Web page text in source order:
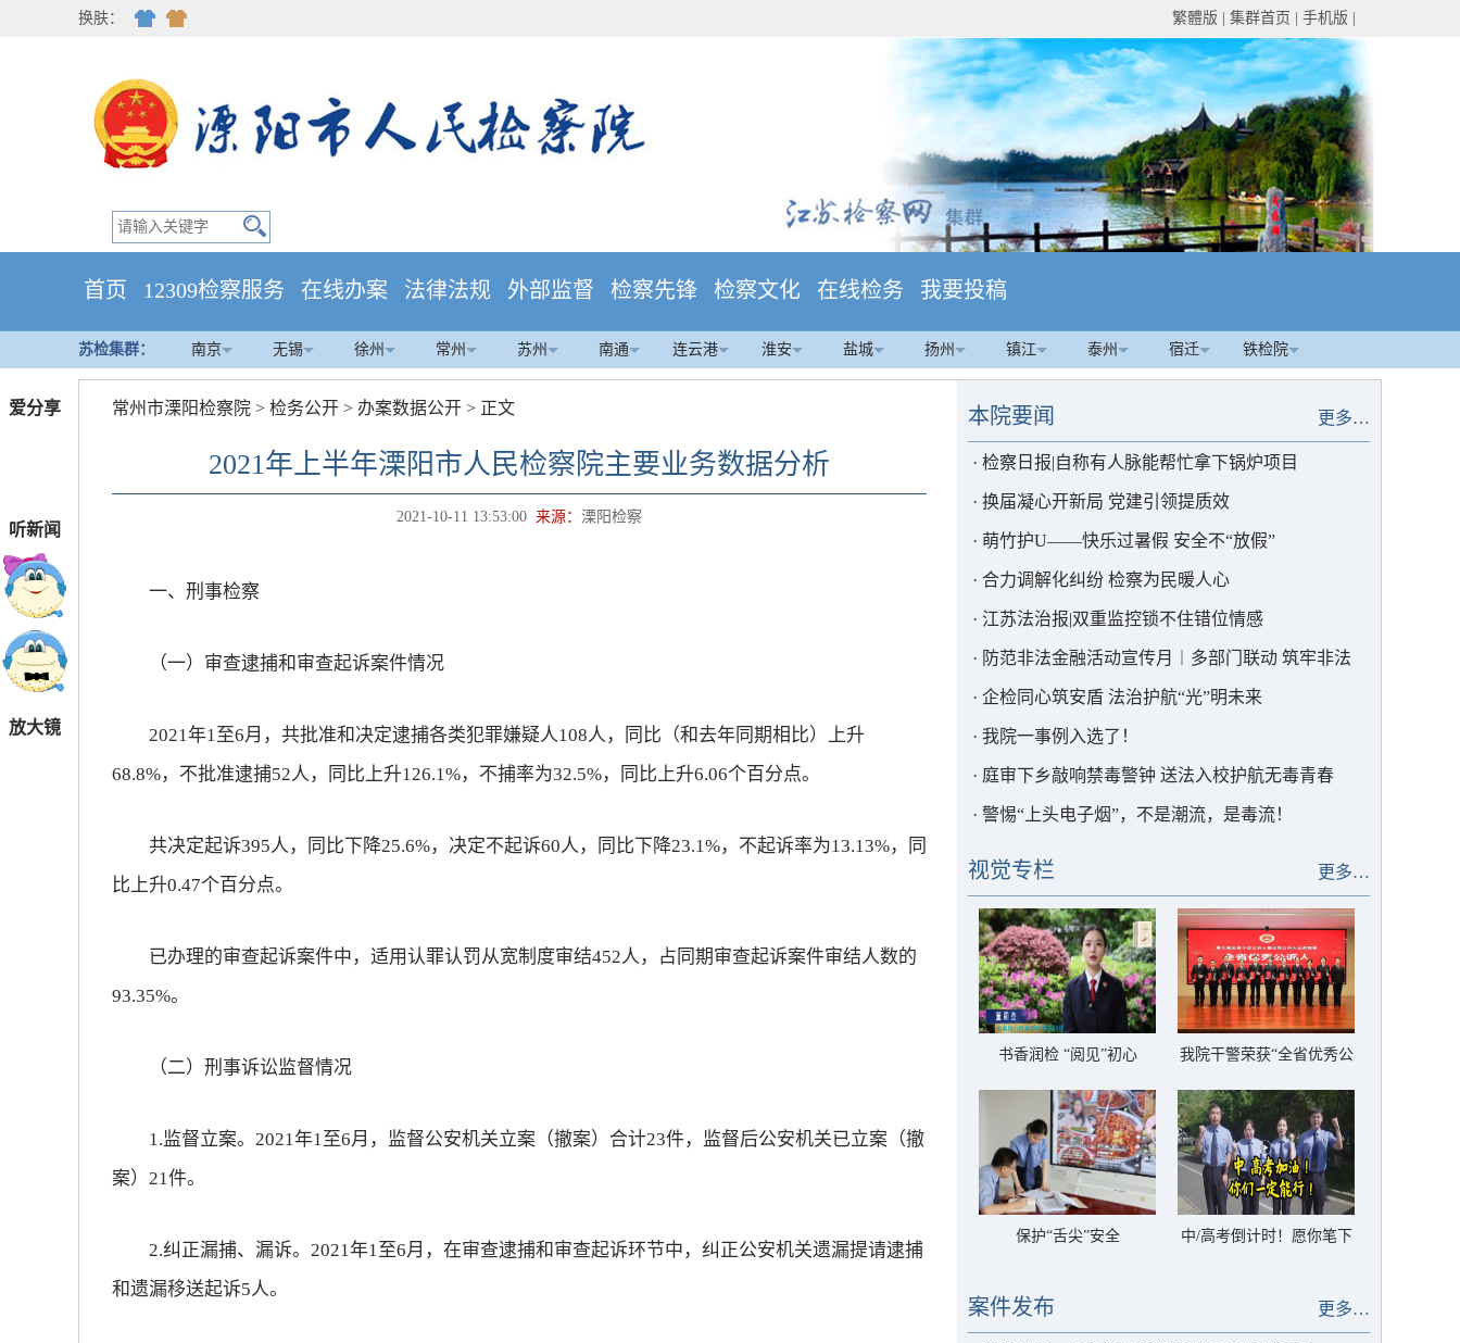
爱分享
听新闻
放大镜
换肤： 繁體版 集群首页 手机版
首页 12309检察服务 在线办案 法律法规 外部监督 检察先锋 检察文化 在线检务 我要投稿
苏检集群： 南京 无锡 徐州 常州 苏州 南通 连云港 淮安 盐城 扬州 镇江 泰州 宿迁 铁检院
常州市溧阳检察院 > 检务公开 > 办案数据公开 > 正文
2021年上半年溧阳市人民检察院主要业务数据分析
2021-10-11 13:53:00 来源： 溧阳检察
一、刑事检察
（一）审查逮捕和审查起诉案件情况
2021年1至6月，共批准和决定逮捕各类犯罪嫌疑人108人，同比（和去年同期相比）上升
68.8%，不批准逮捕52人，同比上升126.1%，不捕率为32.5%，同比上升6.06个百分点。
共决定起诉395人，同比下降25.6%，决定不起诉60人，同比下降23.1%，不起诉率为13.13%，同
比上升0.47个百分点。
已办理的审查起诉案件中，适用认罪认罚从宽制度审结452人，占同期审查起诉案件审结人数的
93.35%。
（二）刑事诉讼监督情况
1.监督立案。2021年1至6月，监督公安机关立案（撤案）合计23件，监督后公安机关已立案（撤
案）21件。
2.纠正漏捕、漏诉。2021年1至6月，在审查逮捕和审查起诉环节中，纠正公安机关遗漏提请逮捕
和遗漏移送起诉5人。
更多…
本院要闻
· 检察日报|自称有人脉能帮忙拿下锅炉项目
· 换届凝心开新局 党建引领提质效
· 萌竹护U——快乐过暑假 安全不“放假”
· 合力调解化纠纷 检察为民暖人心
· 江苏法治报|双重监控锁不住错位情感
· 防范非法金融活动宣传月︱多部门联动 筑牢非法
集资“防护墙”
· 企检同心筑安盾 法治护航“光”明未来
· 我院一事例入选了！
· 庭审下乡敲响禁毒警钟 送法入校护航无毒青春
· 警惕“上头电子烟”，不是潮流，是毒流！
更多…
视觉专栏
书香润检 “阅见”初心
我院干警荣获“全省优秀公
保护“舌尖”安全
中/高考倒计时！愿你笔下
更多…
案件发布